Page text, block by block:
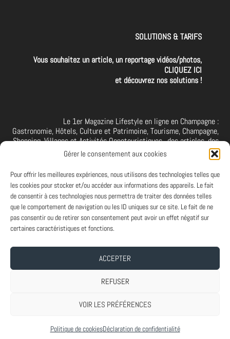
Gérer le consentement aux cookies
Pour offrir les meilleures expériences, nous utilisons des technologies telles que
les cookies pour stocker et/ou accéder aux informations des appareils. Le fait
de consentir à ces technologies nous permettra de traiter des données telles
que le comportement de navigation ou les ID uniques sur ce site. Le fait de ne
pas consentir ou de retirer son consentement peut avoir un effet négatif sur
certaines caractéristiques et fonctions.
ACCEPTER
REFUSER
VOIR LES PRÉFÉRENCES
Politique de cookiesDéclaration de confidentialité
SOLUTIONS & TARIFS
Vous souhaitez un article, un reportage vidéos/photos,
CLIQUEZ ICI
et découvrez nos solutions !
Le 1er Magazine Lifestyle en ligne en Champagne :
Gastronomie, Hôtels, Culture et Patrimoine, Tourisme, Champagne,
Shopping, Villages et Activités Oenotouristiques.. des articles, des
interviews, des vidéos et photos de la Champagne. A retrouver et à
suivre aussi sur facebook I X I Threads I YouTube I TikTok I
Instagram I Linkedin
PARTENAIRES
Et vous ? Vous souhaitez devenir Partenaire d'Art de Vivre à la
Champenoise, n'hésitez pas à nous contacter.
A PROPOS-ABONNEMENT NEWSLETTER-MENTIONS LEGALES